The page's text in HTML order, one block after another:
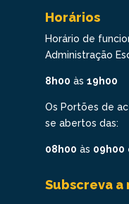
Horários
Horário de
Administração
8h00 às 19h00
Os Portões de
se abertos das:
08h00 às 09h00
Subscreva a